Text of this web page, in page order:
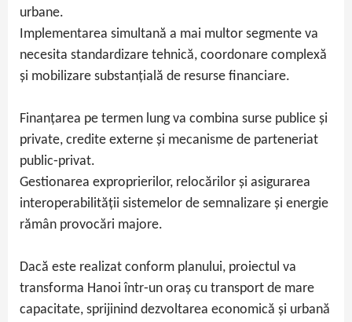
urbane.
Implementarea simultană a mai multor segmente va
necesita standardizare tehnică, coordonare complexă
și mobilizare substanțială de resurse financiare.
Finanțarea pe termen lung va combina surse publice și
private, credite externe și mecanisme de parteneriat
public‑privat.
Gestionarea exproprierilor, relocărilor și asigurarea
interoperabilității sistemelor de semnalizare și energie
rămân provocări majore.
Dacă este realizat conform planului, proiectul va
transforma Hanoi într‑un oraș cu transport de mare
capacitate, sprijinind dezvoltarea economică și urbană